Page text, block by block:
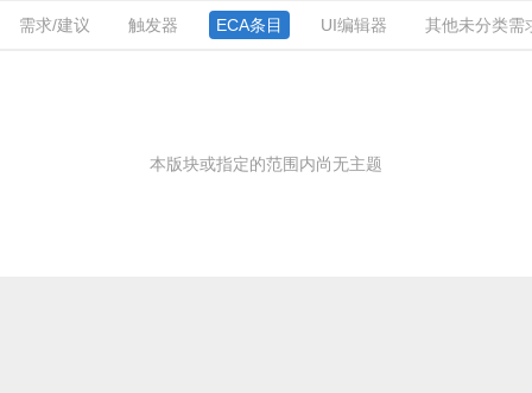
需求/建议 触发器 ECA条目 UI编辑器 其他未分类需
本版块或指定的范围内尚无主题